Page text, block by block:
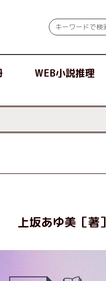
WEB小説推理
上坂あゆ美［著］